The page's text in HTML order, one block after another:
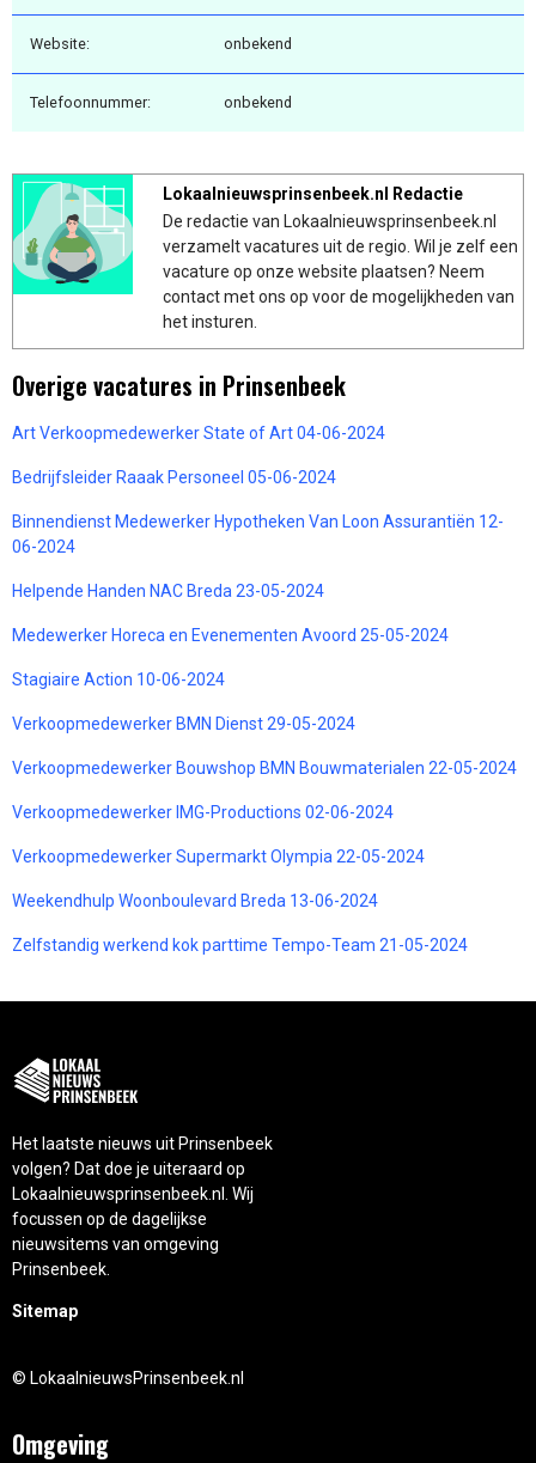
Website: onbekend
Telefoonnummer: onbekend
Lokaalnieuwsprinsenbeek.nl Redactie
De redactie van Lokaalnieuwsprinsenbeek.nl
verzamelt vacatures uit de regio. Wil je zelf een
vacature op onze website plaatsen? Neem
contact met ons op voor de mogelijkheden van
het insturen.
Overige vacatures in Prinsenbeek
Art Verkoopmedewerker State of Art 04-06-2024
Bedrijfsleider Raaak Personeel 05-06-2024
Binnendienst Medewerker Hypotheken Van Loon Assurantiën 12-
06-2024
Helpende Handen NAC Breda 23-05-2024
Medewerker Horeca en Evenementen Avoord 25-05-2024
Stagiaire Action 10-06-2024
Verkoopmedewerker BMN Dienst 29-05-2024
Verkoopmedewerker Bouwshop BMN Bouwmaterialen 22-05-2024
Verkoopmedewerker IMG-Productions 02-06-2024
Verkoopmedewerker Supermarkt Olympia 22-05-2024
Weekendhulp Woonboulevard Breda 13-06-2024
Zelfstandig werkend kok parttime Tempo-Team 21-05-2024
Het laatste nieuws uit Prinsenbeek
volgen? Dat doe je uiteraard op
Lokaalnieuwsprinsenbeek.nl. Wij
focussen op de dagelijkse
nieuwsitems van omgeving
Prinsenbeek.
Sitemap
© LokaalnieuwsPrinsenbeek.nl
Omgeving